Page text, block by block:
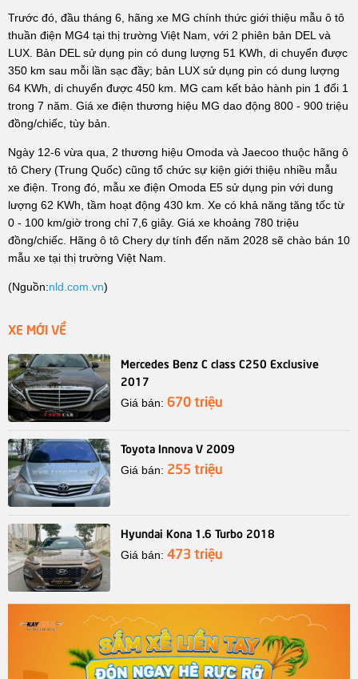
Trước đó, đầu tháng 6, hãng xe MG chính thức giới thiệu mẫu ô tô
thuần điện MG4 tại thị trường Việt Nam, với 2 phiên bản DEL và
LUX. Bản DEL sử dụng pin có dung lượng 51 KWh, di chuyển được
350 km sau mỗi lần sạc đầy; bản LUX sử dụng pin có dung lượng
64 KWh, di chuyển được 450 km. MG cam kết bảo hành pin 1 đổi 1
trong 7 năm. Giá xe điện thương hiệu MG dao động 800 - 900 triệu
đồng/chiếc, tùy bản.
Ngày 12-6 vừa qua, 2 thương hiệu Omoda và Jaecoo thuộc hãng ô
tô Chery (Trung Quốc) cũng tổ chức sự kiện giới thiệu nhiều mẫu
xe điện. Trong đó, mẫu xe điện Omoda E5 sử dụng pin với dung
lượng 62 KWh, tầm hoạt động 430 km. Xe có khả năng tăng tốc từ
0 - 100 km/giờ trong chỉ 7,6 giây. Giá xe khoảng 780 triệu
đồng/chiếc. Hãng ô tô Chery dự tính đến năm 2028 sẽ chào bán 10
mẫu xe tại thị trường Việt Nam.
(Nguồn:nld.com.vn)
XE MỚI VỀ
Mercedes Benz C class C250 Exclusive
2017
Giá bán:670 triệu
Toyota Innova V 2009
Giá bán: 255 triệu
Hyundai Kona 1.6 Turbo 2018
Giá bán:473 triệu